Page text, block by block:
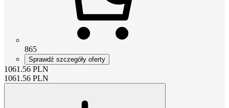
865
Sprawdź szczegóły oferty
1061.56 PLN
1061.56 PLN